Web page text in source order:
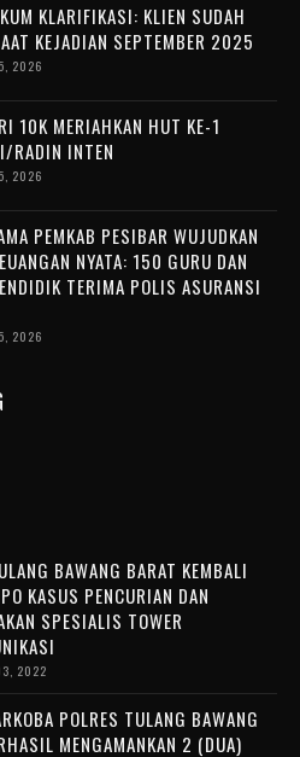
KLARIFIKASI: KLIEN SUDAH
KEJADIAN SEPTEMBER 2025
2026
10K MERIAHKAN HUT KE-1
RADIN INTEN
2026
PEMKAB PESIBAR WUJUDKAN
NYATA: 150 GURU DAN
TERIMA POLIS ASURANSI
2026
BAWANG BARAT KEMBALI
KASUS PENCURIAN DAN
SPESIALIS TOWER
2022
POLRES TULANG BAWANG
MENGAMANKAN 2 (DUA)